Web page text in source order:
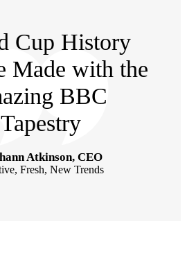
Cup History
Made with the
BBC
Tapestry
Atkinson, CEO
, Fresh, New Trends